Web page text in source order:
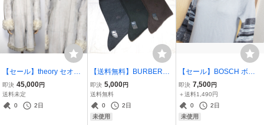
【セール】theory セオリ
ー カーリー ムートン ラム
レザー 羊革 Wジップ ネッ
クベルトデザイン ロング
即決 45,000円
送料未定
0
2日
【送料無料】BURBERRY
バーバリー セット品♪☆未
使用品☆無地 ロゴ 3足 25
-26cm 灰 茶 緑 メンズ 男
性 紳士
即決 5,000円
送料無料
0
2日
未使用
【セール】BOSCH ボッ
シュ お洒落デザイン♪☆未
使用☆ タグ付き フリンジ
ボーダー ニット ロング ワ
ンピース インナー 女性 婦
即決 7,500円
＋送料1,490円
0
2日
未使用